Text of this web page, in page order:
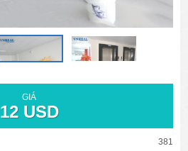
GIÁ
12 USD
381